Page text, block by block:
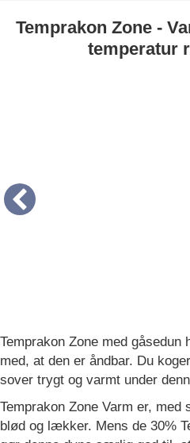
Temprakon Zone -
temperatur
Temprakon Zone med gåsedun
med, at den er åndbar. Du
sover trygt og varmt under
Temprakon Zone Varm er, med
blød og lækker. Mens de 30%